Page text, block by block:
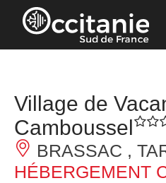
Panneau de gestion des cookies
Village de
Camboussel
BRASSAC ,
HÉBERGEMENT